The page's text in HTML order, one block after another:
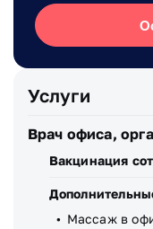
Услуги
Врач офиса,
Вакцинация
Массаж в